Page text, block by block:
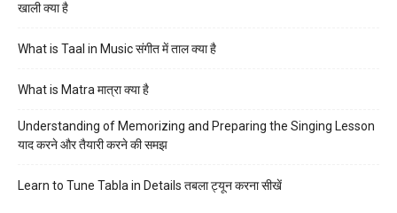
खाली क्या है
What is Taal in Music संगीत में ताल क्या है
What is Matra मात्रा क्या है
Understanding of Memorizing and Preparing the Singing Lesson
याद करने और तैयारी करने की समझ
Learn to Tune Tabla in Details तबला ट्यून करना सीखें